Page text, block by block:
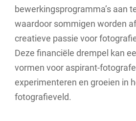
bewerkingsprogramma’s aan
waardoor sommigen worden
creatieve passie voor
Deze financiële drempel kan
vormen voor aspirant-
experimenteren en groeien in
fotografieveld.